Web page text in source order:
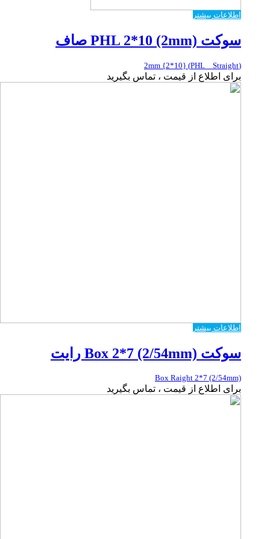
اطلاعات بیشتر
سوکت PHL 2*10 (2mm) صاف
(PHL _ Straight) {2*10} 2mm
برای اطلاع از قیمت ، تماس بگیرید
اطلاعات بیشتر
سوکت Box 2*7 (2/54mm) رایت
Box Raight 2*7 (2/54mm)
برای اطلاع از قیمت ، تماس بگیرید